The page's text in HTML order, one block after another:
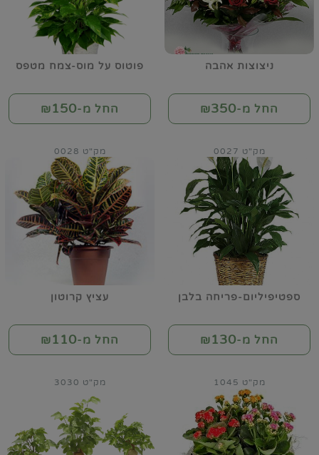
ניצוצות אהבה
החל מ-₪350
פוטוס על מוס-צמח מטפס
החל מ-₪150
ספטיפיליום-פריחה בלבן
מק"ט 0027
החל מ-₪130
עציץ קרוטון
מק"ט 0028
החל מ-₪110
מק"ט 1045 מק"ט 3030